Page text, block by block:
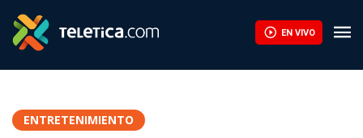
EN VIVO
ENTRETENIMIENTO